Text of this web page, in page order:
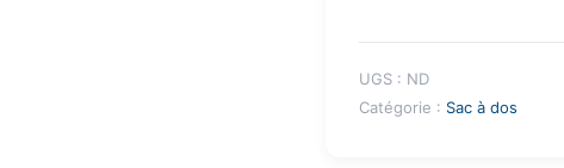
UGS : ND
Catégorie : Sac à dos